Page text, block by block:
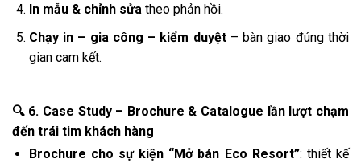
In mẫu & chỉnh sửatheo phản hồi.
Chạy in – gia công – kiểm duyệt– bàn giao đúng thời
gian cam kết.
🔍 6. Case Study – Brochure & Catalogue lần lượt chạm
đến trái tim khách hàng
Brochure cho sự kiện “Mở bán Eco Resort”: thiết kế